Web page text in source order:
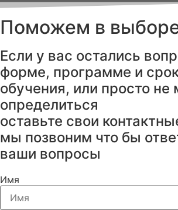
Поможем в
Если у вас остались
форме, программе и
обучения, или просто не
определиться
оставьте свои
мы позвоним что бы
ваши вопросы
Имя